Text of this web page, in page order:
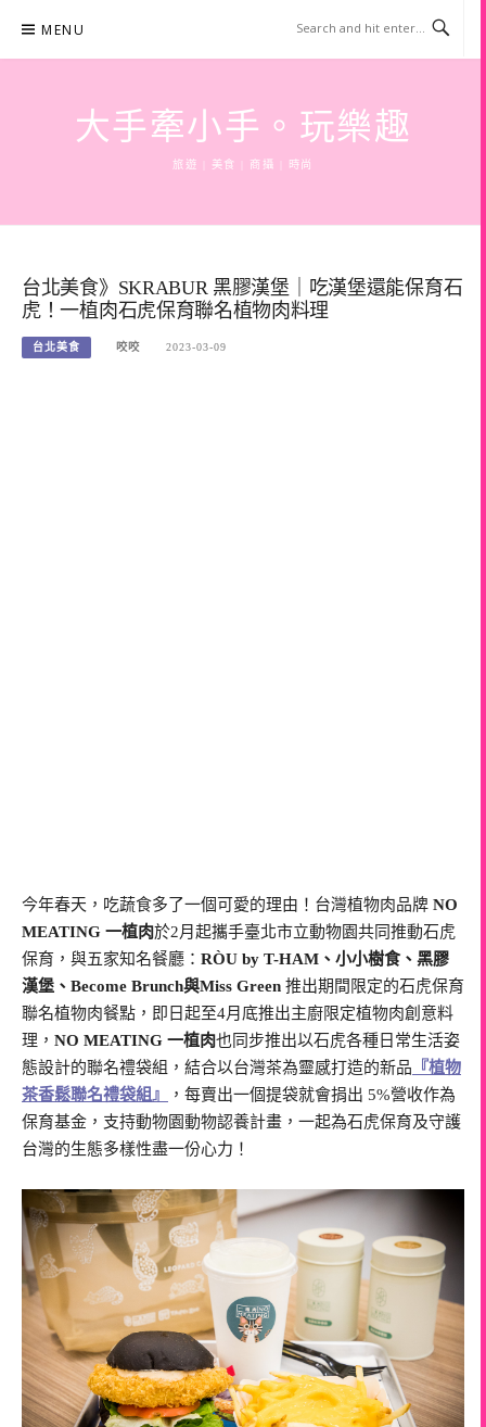
content
MENU
大手牽小手。玩樂趣
旅遊 | 美食 | 商攝 | 時尚
台北美食》SKRABUR 黑膠漢堡｜吃漢堡還能保育石
虎！一植肉石虎保育聯名植物肉料理
台北美食 咬咬 2023-03-09
今年春天，吃蔬食多了一個可愛的理由！台灣植物肉品牌 NO
MEATING 一植肉於2月起攜手臺北市立動物園共同推動石虎
保育，與五家知名餐廳： RÒU by T-HAM、小小樹食、黑膠
漢堡、Become Brunch與Miss Green 推出期間限定的石虎保育
聯名植物肉餐點，即日起至4月底推出主廚限定植物肉創意料
理， NO MEATING 一植肉也同步推出以石虎各種日常生活姿
態設計的聯名禮袋組，結合以台灣茶為靈感打造的新品 『植物
茶香鬆聯名禮袋組』
，每賣出一個提袋就會捐出 5%營收作為
保育基金，支持動物園動物認養計畫，一起為石虎保育及守護
台灣的生態多樣性盡一份心力！